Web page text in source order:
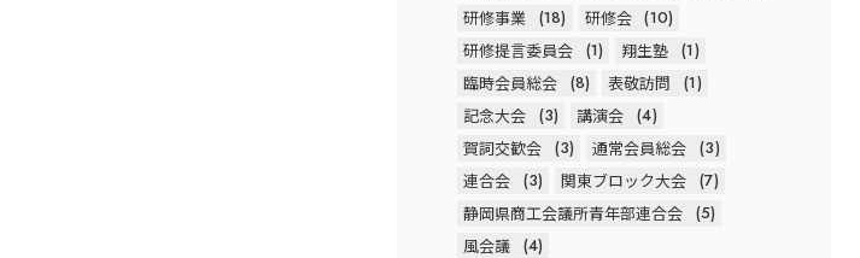
研修事業 (18) 研修会 (10)
研修提言委員会 (1) 翔生塾 (1)
臨時会員総会 (8) 表敬訪問
(1)
記念大会 (3) 講演会 (4)
賀詞交歓会 (3) 通常会員総会 (3)
連合会 (3) 関東ブロック大会 (7)
静岡県商工会議所青年部連合会 (5)
風会議 (4)